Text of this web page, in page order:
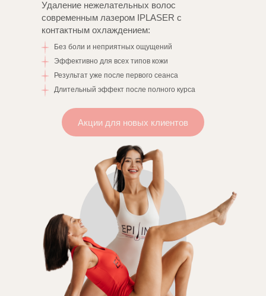
Акции для новых клиентов
Без боли и неприятных ощущений
Эффективно для всех типов кожи
Результат уже после первого сеанса
Длительный эффект после полного курса
Удаление нежелательных волос
современным лазером IPLASER с
контактным охлаждением: